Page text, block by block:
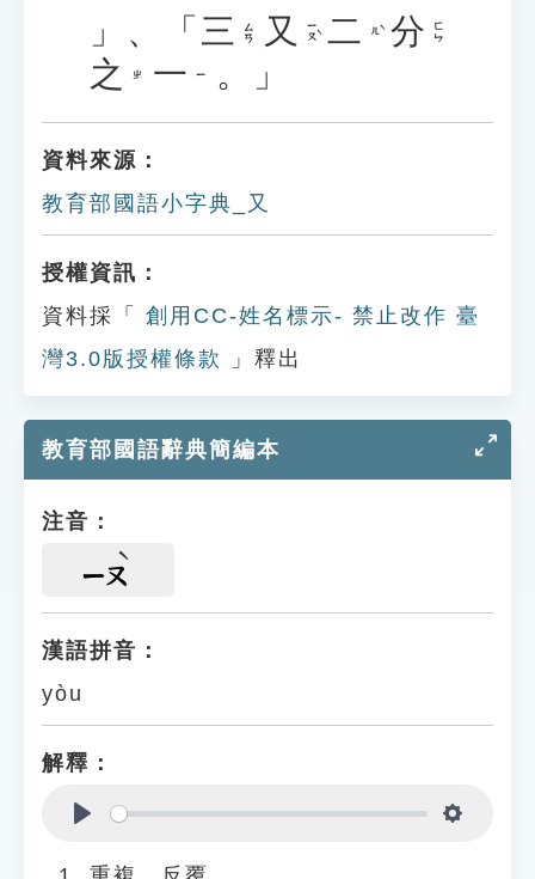
」、「 三 ㄙㄢ 又 ㄧㄡˋ 二 ㄦˋ 分 ㄈㄣ
之 ㄓ 一 ㄧ 。」
資料來源：
教育部國語小字典_又
授權資訊：
資料採「
創用CC-姓名標示- 禁止改作 臺
灣3.0版授權條款
」釋出
教育部國語辭典簡編本
注音：
ㄧㄡ
漢語拼音：
yòu
解釋：